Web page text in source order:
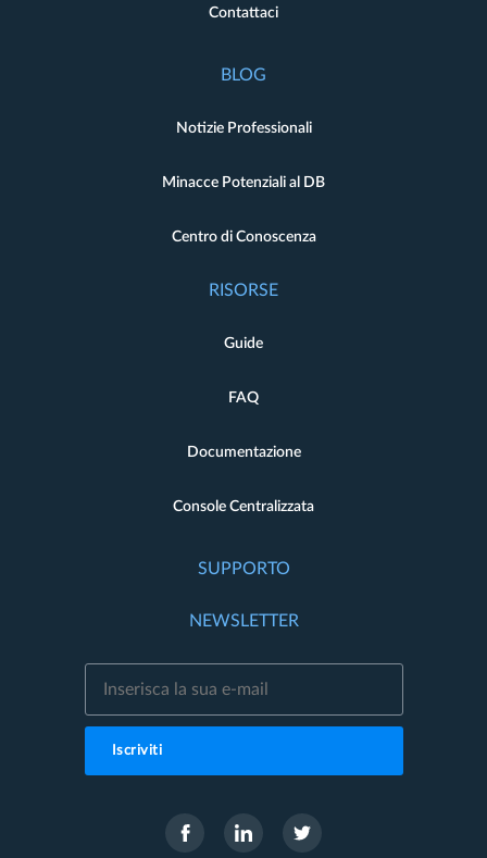
Contattaci
BLOG
Notizie Professionali
Minacce Potenziali al DB
Centro di Conoscenza
RISORSE
Guide
FAQ
Documentazione
Console Centralizzata
SUPPORTO
NEWSLETTER
Iscriviti